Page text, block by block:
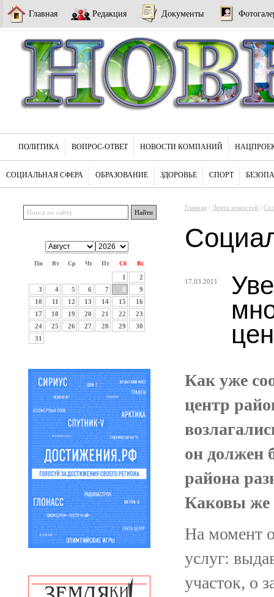
Главная Редакция Документы
ПОЛИТИКА ВОПРОС-ОТВЕТ НОВОСТИ КОМПАНИЙ
СОЦИАЛЬНАЯ СФЕРА ОБРАЗОВАНИЕ ЗДОРОВЬЕ СПОРТ
Пн Вт Ср Чт Пт Сб Вс
1
2
3
4 5 6 7 8
9
10
11 12 13 14 15
16
17
18 19 20 21 22
23
24
25 26 27 28 29
30
31
Главная / Лента новостей /
17.03.2011
Как уже
центр
он должен
района
Каковы же
На момент
услуг:
участок, о